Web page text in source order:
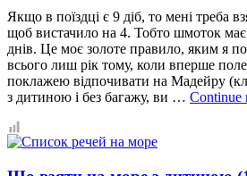
Якщо в поїздці є 9 діб, то мені треба
щоб вистачило на 4. Тобто шмоток
днів. Це моє золоте правило, яким я
всього лиш рік тому, коли вперше
поклажею відпочивати на Мадейру
з дитиною і без багажу, ви … Continue